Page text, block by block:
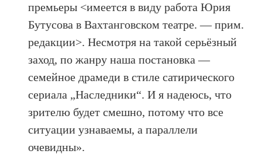
премьеры <имеется в виду работа Юрия
Бутусова в Вахтанговском театре. — прим.
редакции>. Несмотря на такой серьёзный
заход, по жанру наша постановка —
семейное драмеди в стиле сатирического
сериала „Наследники“. И я надеюсь, что
зрителю будет смешно, потому что все
ситуации узнаваемы, а параллели
очевидны».